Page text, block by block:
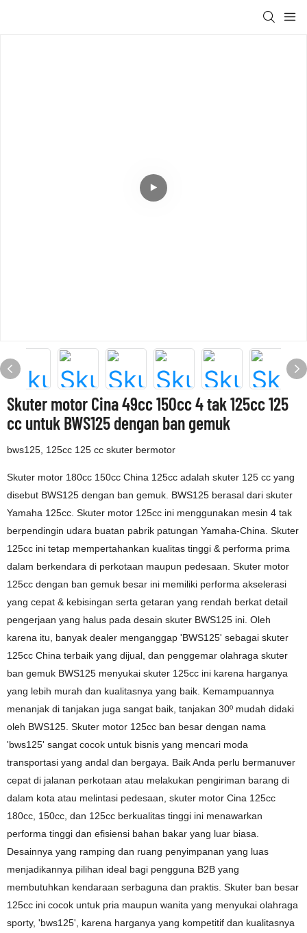
Skuter motor Cina 49cc 150cc 4 tak 125cc 125
cc untuk BWS125 dengan ban gemuk
bws125, 125cc 125 cc skuter bermotor
Skuter motor 180cc 150cc China 125cc adalah skuter 125 cc yang
disebut BWS125 dengan ban gemuk. BWS125 berasal dari skuter
Yamaha 125cc. Skuter motor 125cc ini menggunakan mesin 4 tak
berpendingin udara buatan pabrik patungan Yamaha-China. Skuter
125cc ini tetap mempertahankan kualitas tinggi & performa prima
dalam berkendara di perkotaan maupun pedesaan. Skuter motor
125cc dengan ban gemuk besar ini memiliki performa akselerasi
yang cepat & kebisingan serta getaran yang rendah berkat detail
pengerjaan yang halus pada desain skuter BWS125 ini. Oleh
karena itu, banyak dealer menganggap 'BWS125' sebagai skuter
125cc China terbaik yang dijual, dan penggemar olahraga skuter
ban gemuk BWS125 menyukai skuter 125cc ini karena harganya
yang lebih murah dan kualitasnya yang baik. Kemampuannya
menanjak di tanjakan juga sangat baik, tanjakan 30º mudah didaki
oleh BWS125. Skuter motor 125cc ban besar dengan nama
'bws125' sangat cocok untuk bisnis yang mencari moda
transportasi yang andal dan bergaya. Baik Anda perlu bermanuver
cepat di jalanan perkotaan atau melakukan pengiriman barang di
dalam kota atau melintasi pedesaan, skuter motor Cina 125cc
180cc, 150cc, dan 125cc berkualitas tinggi ini menawarkan
performa tinggi dan efisiensi bahan bakar yang luar biasa.
Desainnya yang ramping dan ruang penyimpanan yang luas
menjadikannya pilihan ideal bagi pengguna B2B yang
membutuhkan kendaraan serbaguna dan praktis. Skuter ban besar
125cc ini cocok untuk pria maupun wanita yang menyukai olahraga
sporty, 'bws125', karena harganya yang kompetitif dan kualitasnya